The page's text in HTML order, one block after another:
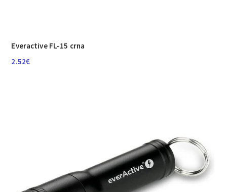
Everactive FL-15 crna
2.52€